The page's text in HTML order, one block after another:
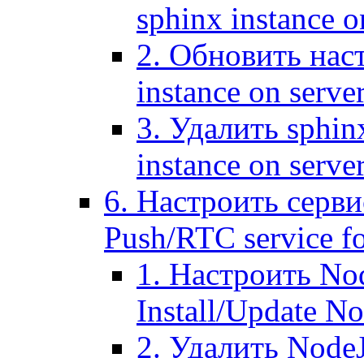
sphinx instance
2. Обновить
instance on
3. Удалить
instance on
6. Настроить
Push/RTC service
1. Настроить
Install/Update
2. Удалить